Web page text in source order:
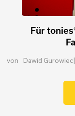
Für
von Dawid Gurowiec|